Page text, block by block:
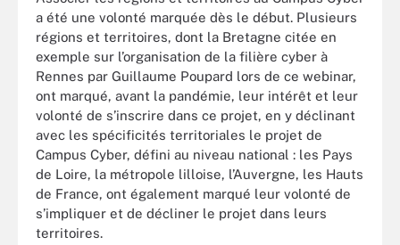
a été une volonté marquée dès le début. Plusieurs
régions et territoires, dont la Bretagne citée en
exemple sur l’organisation de la filière cyber à
Rennes par Guillaume Poupard lors de ce webinar,
ont marqué, avant la pandémie, leur intérêt et leur
volonté de s’inscrire dans ce projet, en y déclinant
avec les spécificités territoriales le projet de
Campus Cyber, défini au niveau national : les Pays
de Loire, la métropole lilloise, l’Auvergne, les Hauts
de France, ont également marqué leur volonté de
s’impliquer et de décliner le projet dans leurs
territoires.